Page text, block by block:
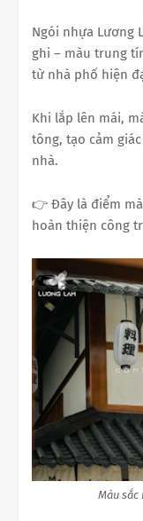
Ngói nhựa Lương
ghi – màu trung
từ nhà phố hiện
Khi lắp lên mái,
tông, tạo cảm
nhà.
👉 Đây là điểm
hoàn thiện công
Màu